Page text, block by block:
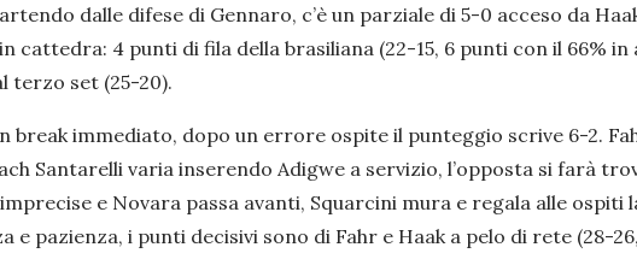
dalle difese di Gennaro, c’è un parziale di 5-0 acceso da
cattedra: 4 punti di fila della brasiliana (22-15, 6 punti con il 66%
terzo set (25-20).
break immediato, dopo un errore ospite il punteggio scrive 6-2.
Santarelli varia inserendo Adigwe a servizio, l’opposta si farà
e Novara passa avanti, Squarcini mura e regala alle ospiti
pazienza, i punti decisivi sono di Fahr e Haak a pelo di rete (28-